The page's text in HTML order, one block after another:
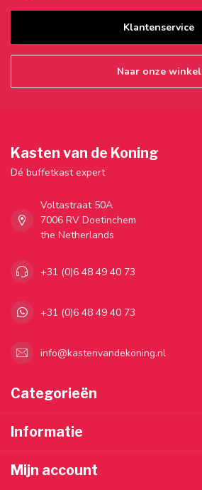
Klantenservice
Naar onze winkel
Kasten van de Koning
Dé buffetkast expert
Voltastraat 50A
7006 RV Doetinchem
the Netherlands
+31 (0)6 48 49 40 73
+31 (0)6 48 49 40 73
info@kastenvandekoning.nl
Categorieën
Informatie
Mijn account